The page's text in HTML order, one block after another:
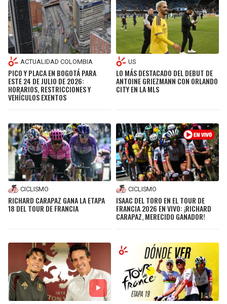
FALCONS
PANTHERS
SAINTS
BUCCANEERS
TRAIL BLAZERS
JAZZ
ACTUALIDAD COLOMBIA
PICO Y PLACA EN BOGOTÁ PARA
ESTE 24 DE JULIO DE 2026:
HORARIOS, RESTRICCIONES Y
VEHÍCULOS EXENTOS
US
LO MÁS DESTACADO DEL DEBUT DE
ANTOINE GRIEZMANN CON ORLANDO
CITY EN LA MLS
CICLISMO
RICHARD CARAPAZ GANA LA ETAPA
18 DEL TOUR DE FRANCIA
CICLISMO
ISAAC DEL TORO EN EL TOUR DE
FRANCIA 2026 EN VIVO: ¡RICHARD
CARAPAZ, MERECIDO GANADOR!